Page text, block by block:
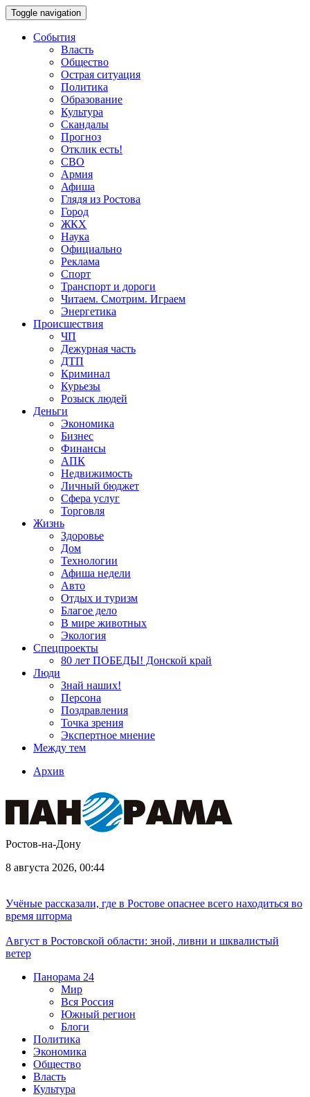
Toggle navigation
События
Власть
Общество
Острая ситуация
Политика
Образование
Культура
Скандалы
Прогноз
Отклик есть!
СВО
Армия
Афиша
Глядя из Ростова
Город
ЖКХ
Наука
Официально
Реклама
Спорт
Транспорт и дороги
Читаем. Смотрим. Играем
Энергетика
Происшествия
ЧП
Дежурная часть
ДТП
Криминал
Курьезы
Розыск людей
Деньги
Экономика
Бизнес
Финансы
АПК
Недвижимость
Личный бюджет
Сфера услуг
Торговля
Жизнь
Здоровье
Дом
Технологии
Афиша недели
Авто
Отдых и туризм
Благое дело
В мире животных
Экология
Спецпроекты
80 лет ПОБЕДЫ! Донской край
Люди
Знай наших!
Персона
Поздравления
Точка зрения
Экспертное мнение
Между тем
Архив
Ростов-на-Дону
8 августа 2026, 00:44
Учёные рассказали, где в Ростове опаснее всего находиться во
время шторма
Август в Ростовской области: зной, ливни и шквалистый
ветер
Панорама 24
Мир
Вся Россия
Южный регион
Блоги
Политика
Экономика
Общество
Власть
Культура